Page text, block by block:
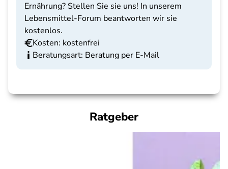
Ernährung? Stellen Sie sie uns! In unserem
Lebensmittel-Forum beantworten wir sie
kostenlos.
Kosten: kostenfrei
Beratungsart: Beratung per E-Mail
Ratgeber